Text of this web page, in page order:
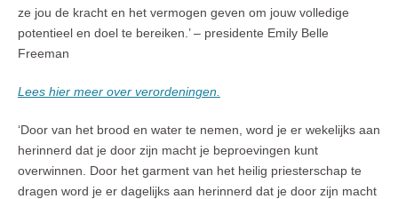
ze jou de kracht en het vermogen geven om jouw volledige
potentieel en doel te bereiken.’ – presidente Emily Belle
Freeman
Lees hier meer over verordeningen.
‘Door van het brood en water te nemen, word je er wekelijks aan
herinnerd dat je door zijn macht je beproevingen kunt
overwinnen. Door het garment van het heilig priesterschap te
dragen word je er dagelijks aan herinnerd dat je door zijn macht